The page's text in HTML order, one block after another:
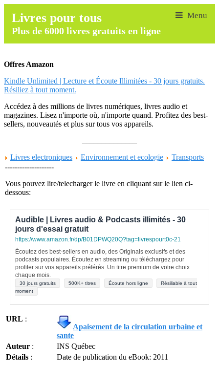
Livres pour tous
Plus de 6000 livres gratuits en ligne
Offres Amazon
Kindle Unlimited | Lecture et Écoute Illimitées - 30 jours gratuits.
Résiliez à tout moment.
Accédez à des millions de livres numériques, livres audio et
magazines. Lisez n'importe où, n'importe quand. Profitez des best-
sellers, nouveautés et plus sur tous vos appareils.
Livres electroniques
Environnement et ecologie
Transports
--------------------
Vous pouvez lire/telecharger le livre en cliquant sur le lien ci-
dessous:
Audible | Livres audio & Podcasts illimités - 30
jours d'essai gratuit
https://www.amazon.fr/dp/B01DPWQ20Q?tag=livrespourt0c-21
Écoutez des best-sellers en audio, des Originals exclusifs et des
podcasts populaires. Écoutez en streaming ou téléchargez pour
profiter sur vos appareils préférés. Un titre premium de votre choix
chaque mois.
30 jours gratuits 500K+ titres Écoute hors ligne
Résiliable à tout
moment
URL :
Apaisement de la circulation urbaine et
sante
Auteur :
INS Québec
Détails : Date de publication du eBook: 2011